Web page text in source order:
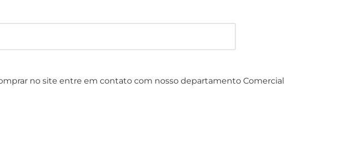
no site entre em contato com nosso departamento Comercial